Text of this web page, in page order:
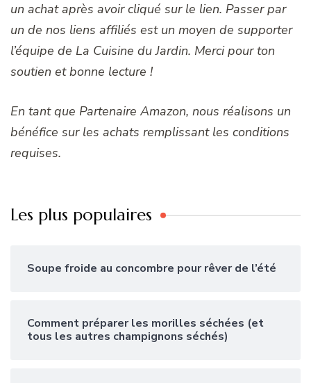
un achat après avoir cliqué sur le lien. Passer par
un de nos liens affiliés est un moyen de supporter
l’équipe de La Cuisine du Jardin. Merci pour ton
soutien et bonne lecture !
En tant que Partenaire Amazon, nous réalisons un
bénéfice sur les achats remplissant les conditions
requises.
Les plus populaires
Soupe froide au concombre pour rêver de l’été
Comment préparer les morilles séchées (et
tous les autres champignons séchés)